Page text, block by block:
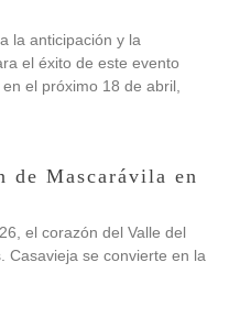
la anticipación y la
el éxito de este evento
el próximo 18 de abril,
de Mascarávila en
el corazón del Valle del
Casavieja se convierte en la